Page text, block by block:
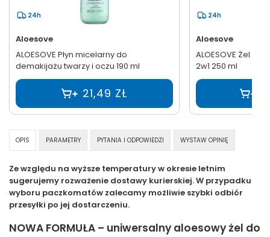
24h
Aloesove
ALOESOVE Płyn micelarny do
demakijażu twarzy i oczu 190 ml
21,49 ZŁ
24h
Aloesove
ALOESOVE Żel
2w1 250 ml
OPIS PARAMETRY PYTANIA I ODPOWIEDZI WYSTAW OPINIĘ
Ze względu na wyższe temperatury w okresie letnim
sugerujemy rozważenie dostawy kurierskiej. W przypadku
wyboru paczkomatów zalecamy możliwie szybki odbiór
przesyłki po jej dostarczeniu.
NOWA FORMUŁA – uniwersalny aloesowy żel do